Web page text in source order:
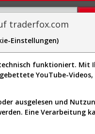
Visualizations
traderfox.com
Einstellungen)
funktioniert. Mit
YouTube-
ausgelesen und
Eine Verarbeitung